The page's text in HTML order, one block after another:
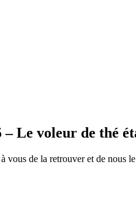
– Le voleur de thé
vous de la retrouver et de nous